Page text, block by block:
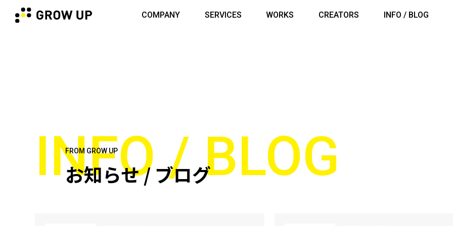
COMPANY SERVICES WORKS CREATORS INFO / BLOG
お知らせ / ブログ
FROM GROW UP
INFO / BLOG